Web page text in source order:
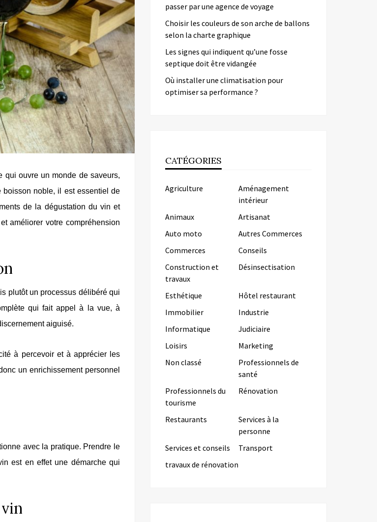
qui ouvre un monde de saveurs,
boisson noble, il est essentiel de
de la dégustation du vin et
améliorer votre compréhension
plutôt un processus délibéré qui
qui fait appel à la vue, à
aiguisé.
à percevoir et à apprécier les
un enrichissement personnel
avec la pratique. Prendre le
est en effet une démarche qui
passer par une agence de voyage
Choisir les couleurs de son arche de ballons
selon la charte graphique
Les signes qui indiquent qu’une fosse
septique doit être vidangée
Où installer une climatisation pour
optimiser sa performance ?
CATÉGORIES
Agriculture
Aménagement
intérieur
Animaux
Artisanat
Auto moto
Autres Commerces
Commerces
Conseils
Construction et
travaux
Désinsectisation
Esthétique
Hôtel restaurant
Immobilier
Industrie
Informatique
Judiciaire
Loisirs
Marketing
Non classé
Professionnels de
santé
Professionnels du
tourisme
Rénovation
Restaurants
Services à la
personne
Services et conseils
Transport
travaux de rénovation